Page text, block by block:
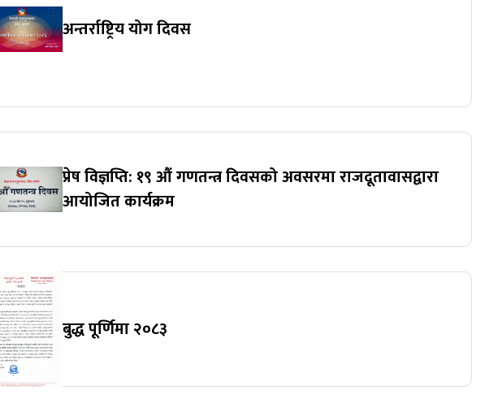
अन्तर्राष्ट्रिय योग दिवस
प्रेष विज्ञप्ति: १९ ‌औं गणतन्त्र दिवसको अवसरमा राजदूतावासद्वारा
आयोजित कार्यक्रम
बुद्ध पूर्णिमा २०८३